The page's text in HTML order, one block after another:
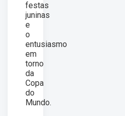
festas
juninas
e
o
entusiasmo
em
torno
da
Copa
do
Mundo.